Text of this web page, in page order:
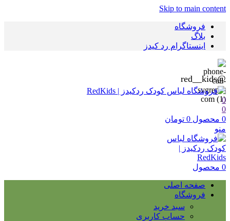
Skip to main content
فروشگاه
بلاگ
اینستاگرام رد کیدز
@red__kids
0
0
0 محصول 0 تومان
منو
0 محصول
صفحه اصلی
فروشگاه
سبد خرید
حساب کاربری